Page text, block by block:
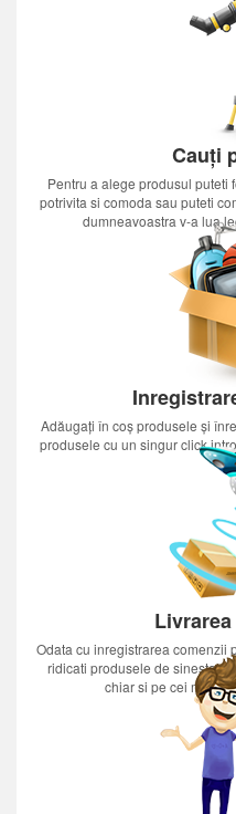
Cauți
Pentru a alege produsul puteti
potrivita si comoda sau puteti
dumneavoastra v-a lua
Adăugați în coș produsele și
produsele cu un singur click
Odata cu inregistrarea comenzii
ridicati produsele de
chiar si pe cei mai